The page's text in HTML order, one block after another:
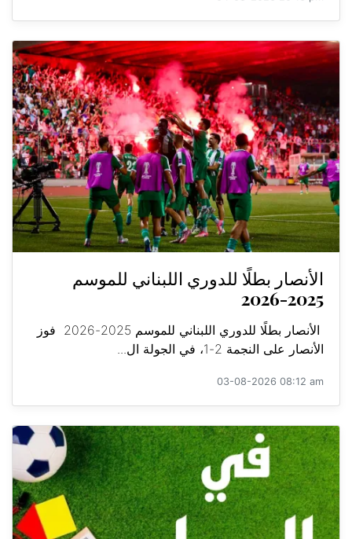
الأنصار بطلًا للدوري اللبناني للموسم
2025-2026
الأنصار بطلًا للدوري اللبناني للموسم 2025-2026 فوز
الأنصار على النجمة 2-1، في الجولة ال...
03-08-2026 08:12 am